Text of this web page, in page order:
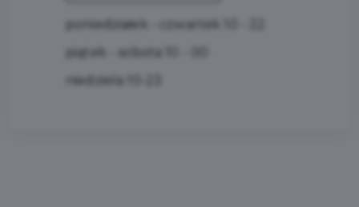
poniedziałek - czwartek 10 - 22
piątek - sobota 10 - 00
niedziela 10-23